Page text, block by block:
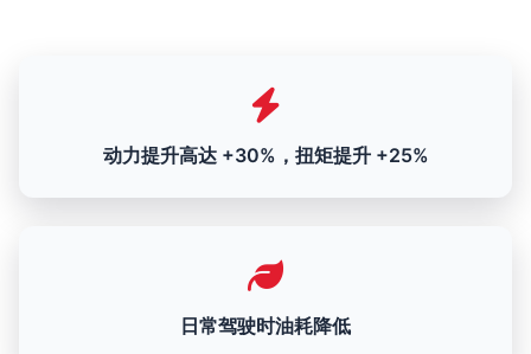
动力提升高达 +30%，扭矩提升 +25%
日常驾驶时油耗降低